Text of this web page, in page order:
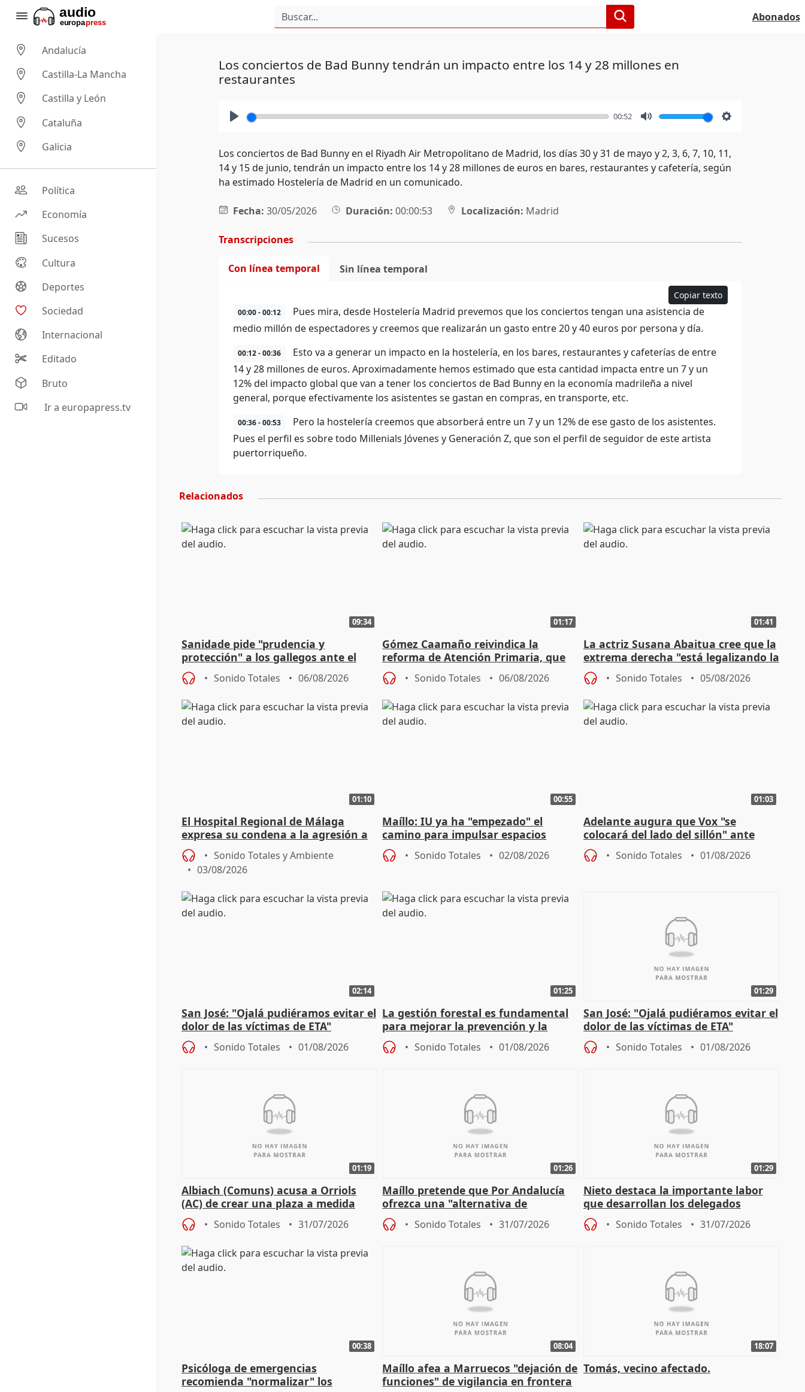
Abonados
Andalucía
Castilla-La Mancha
Castilla y León
Cataluña
Galicia
Política
Economía
Sucesos
Cultura
Deportes
Sociedad
Internacional
Editado
Bruto
Ir a europapress.tv
Los conciertos de Bad Bunny tendrán un impacto entre los 14 y 28 millones en
restaurantes
00:52
Los conciertos de Bad Bunny en el Riyadh Air Metropolitano de Madrid, los días 30 y 31 de mayo y 2, 3, 6, 7, 10, 11,
14 y 15 de junio, tendrán un impacto entre los 14 y 28 millones de euros en bares, restaurantes y cafetería, según
ha estimado Hostelería de Madrid en un comunicado.
Fecha: 30/05/2026 Duración: 00:00:53 Localización: Madrid
Transcripciones
Con línea temporal Sin línea temporal
Copiar texto
00:00 - 00:12
Pues mira, desde Hostelería Madrid prevemos que los conciertos tengan una asistencia de
medio millón de espectadores y creemos que realizarán un gasto entre 20 y 40 euros por persona y día.
00:12 - 00:36
Esto va a generar un impacto en la hostelería, en los bares, restaurantes y cafeterías de entre
14 y 28 millones de euros. Aproximadamente hemos estimado que esta cantidad impacta entre un 7 y un
12% del impacto global que van a tener los conciertos de Bad Bunny en la economía madrileña a nivel
general, porque efectivamente los asistentes se gastan en compras, en transporte, etc.
00:36 - 00:53
Pero la hostelería creemos que absorberá entre un 7 y un 12% de ese gasto de los asistentes.
Pues el perfil es sobre todo Millenials Jóvenes y Generación Z, que son el perfil de seguidor de este artista
puertorriqueño.
Relacionados
09:34
Sanidade pide "prudencia y
protección" a los gallegos ante el
eclipse del 12 de agosto
Sonido Totales 06/08/2026
01:17
Gómez Caamaño reivindica la
reforma de Atención Primaria, que
reforzará la autogestión
Sonido Totales 06/08/2026
01:41
La actriz Susana Abaitua cree que la
extrema derecha "está legalizando la
homofobia"
Sonido Totales 05/08/2026
01:10
El Hospital Regional de Málaga
expresa su condena a la agresión a
dos enfermeras de Urgencias
Sonido Totales y Ambiente
03/08/2026
00:55
Maíllo: IU ya ha "empezado" el
camino para impulsar espacios
unitarios para las municipales
Sonido Totales 02/08/2026
01:03
Adelante augura que Vox "se
colocará del lado del sillón" ante
iniciativas de la oposición
Sonido Totales 01/08/2026
02:14
San José: "Ojalá pudiéramos evitar el
dolor de las víctimas de ETA"
Sonido Totales 01/08/2026
01:25
La gestión forestal es fundamental
para mejorar la prevención y la
actuación frente a incendios
Sonido Totales 01/08/2026
01:29
San José: "Ojalá pudiéramos evitar el
dolor de las víctimas de ETA"
Sonido Totales 01/08/2026
01:19
Albiach (Comuns) acusa a Orriols
(AC) de crear una plaza a medida
para su hija en Ripoll (Girona)
Sonido Totales 31/07/2026
01:26
Maíllo pretende que Por Andalucía
ofrezca una "alternativa de
gobierno" con su labor de oposición
Sonido Totales 31/07/2026
01:29
Nieto destaca la importante labor
que desarrollan los delegados
territoriales de la Junta
Sonido Totales 31/07/2026
00:38
Psicóloga de emergencias
recomienda "normalizar" los
08:04
Maíllo afea a Marruecos "dejación de
funciones" de vigilancia en frontera
18:07
Tomás, vecino afectado.